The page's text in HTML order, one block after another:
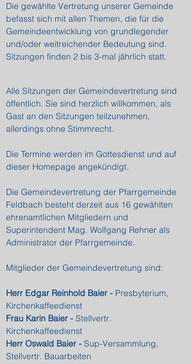
Die gewählte Vertretung unserer Gemeinde
befasst sich mit allen Themen, die für die
Gemeindeentwicklung von grundlegender
und/oder weitreichender Bedeutung sind.
Sitzungen finden 2 bis 3-mal jährlich statt.
Alle Sitzungen der Gemeindevertretung sind
öffentlich. Sie sind herzlich willkommen, als
Gast an den Sitzungen teilzunehmen,
allerdings ohne Stimmrecht.
Die Termine werden im Gottesdienst und auf
dieser Homepage angekündigt.
Die Gemeindevertretung der Pfarrgemeinde
Feldbach besteht derzeit aus 16 gewählten
ehrenamtlichen Mitgliedern und
Superintendent Mag. Wolfgang Rehner als
Administrator der Pfarrgemeinde.
Mitglieder der Gemeindevertretung sind:
Herr Edgar Reinhold Baier - Presbyterium,
Kirchenkaffeedienst
Frau Karin Baier - Stellvertr.
Kirchenkaffeedienst
Herr Oswald Baier - Sup-Versammlung,
Stellvertr. Bauarbeiten